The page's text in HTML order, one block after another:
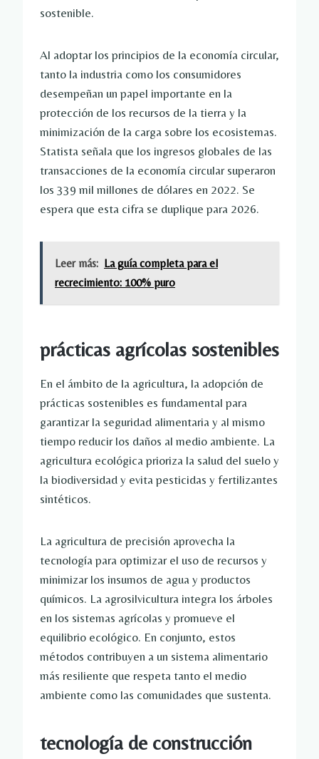
sostenible.
Al adoptar los principios de la economía circular,
tanto la industria como los consumidores
desempeñan un papel importante en la
protección de los recursos de la tierra y la
minimización de la carga sobre los ecosistemas.
Statista señala que los ingresos globales de las
transacciones de la economía circular superaron
los 339 mil millones de dólares en 2022. Se
espera que esta cifra se duplique para 2026.
Leer más: La guía completa para el
recrecimiento: 100% puro
prácticas agrícolas sostenibles
En el ámbito de la agricultura, la adopción de
prácticas sostenibles es fundamental para
garantizar la seguridad alimentaria y al mismo
tiempo reducir los daños al medio ambiente. La
agricultura ecológica prioriza la salud del suelo y
la biodiversidad y evita pesticidas y fertilizantes
sintéticos.
La agricultura de precisión aprovecha la
tecnología para optimizar el uso de recursos y
minimizar los insumos de agua y productos
químicos. La agrosilvicultura integra los árboles
en los sistemas agrícolas y promueve el
equilibrio ecológico. En conjunto, estos
métodos contribuyen a un sistema alimentario
más resiliente que respeta tanto el medio
ambiente como las comunidades que sustenta.
tecnología de construcción